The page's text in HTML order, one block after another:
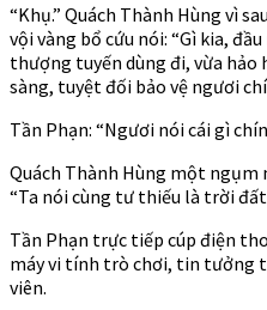
“Khụ.” Quách Thành Hùng vì
vội vàng bổ cứu nói: “Gì kia,
thượng tuyến dùng đi, vừa hảo
sàng, tuyệt đối bảo vệ ngươi
Tần Phạn: “Ngươi nói cái gì
Quách Thành Hùng một
“Ta nói cùng tư thiếu là trời
Tần Phạn trực tiếp cúp điện
máy vi tính trò chơi, tin tưởng
viên.